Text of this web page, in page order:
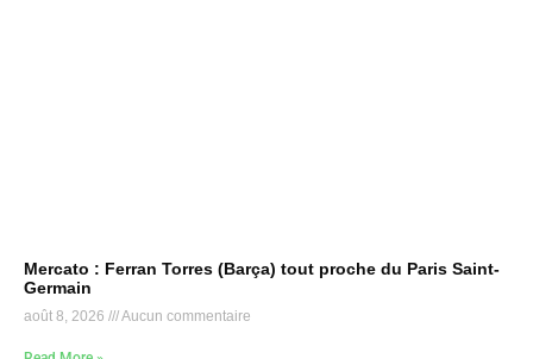
Mercato : Ferran Torres (Barça) tout proche du Paris Saint-
Germain
août 8, 2026 Aucun commentaire